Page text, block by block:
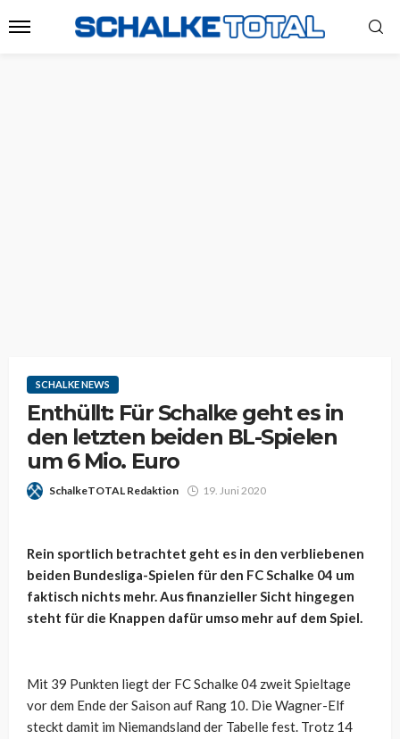
SCHALKE NEWS
Enthüllt: Für Schalke geht es in
den letzten beiden BL-Spielen
um 6 Mio. Euro
SchalkeTOTAL Redaktion 19. Juni 2020
Rein sportlich betrachtet geht es in den verbliebenen
beiden Bundesliga-Spielen für den FC Schalke 04 um
faktisch nichts mehr. Aus finanzieller Sicht hingegen
steht für die Knappen dafür umso mehr auf dem Spiel.
Mit 39 Punkten liegt der FC Schalke 04 zweit Spieltage
vor dem Ende der Saison auf Rang 10. Die Wagner-Elf
steckt damit im Niemandsland der Tabelle fest. Trotz 14